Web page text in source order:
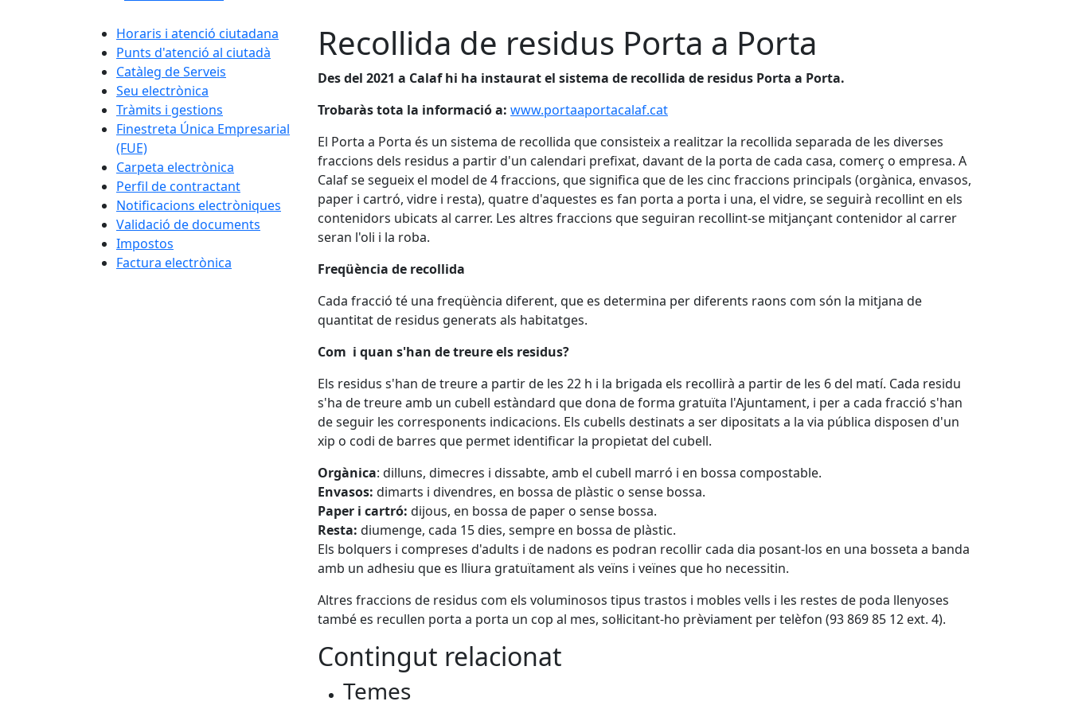
Horaris i atenció ciutadana
Punts d'atenció al ciutadà
Catàleg de Serveis
Seu electrònica
Tràmits i gestions
Finestreta Única Empresarial
(FUE)
Carpeta electrònica
Perfil de contractant
Notificacions electròniques
Validació de documents
Impostos
Factura electrònica
Recollida de residus Porta a Porta
Des del 2021 a Calaf hi ha instaurat el sistema de recollida de residus Porta a Porta.
Trobaràs tota la informació a: www.portaaportacalaf.cat
El Porta a Porta és un sistema de recollida que consisteix a realitzar la recollida separada de les diverses
fraccions dels residus a partir d'un calendari prefixat, davant de la porta de cada casa, comerç o empresa. A
Calaf se segueix el model de 4 fraccions, que significa que de les cinc fraccions principals (orgànica, envasos,
paper i cartró, vidre i resta), quatre d'aquestes es fan porta a porta i una, el vidre, se seguirà recollint en els
contenidors ubicats al carrer. Les altres fraccions que seguiran recollint-se mitjançant contenidor al carrer
seran l'oli i la roba.
Freqüència de recollida
Cada fracció té una freqüència diferent, que es determina per diferents raons com són la mitjana de
quantitat de residus generats als habitatges.
Com i quan s'han de treure els residus?
Els residus s'han de treure a partir de les 22 h i la brigada els recollirà a partir de les 6 del matí. Cada residu
s'ha de treure amb un cubell estàndard que dona de forma gratuïta l'Ajuntament, i per a cada fracció s'han
de seguir les corresponents indicacions. Els cubells destinats a ser dipositats a la via pública disposen d'un
xip o codi de barres que permet identificar la propietat del cubell.
Orgànica: dilluns, dimecres i dissabte, amb el cubell marró i en bossa compostable.
Envasos: dimarts i divendres, en bossa de plàstic o sense bossa.
Paper i cartró: dijous, en bossa de paper o sense bossa.
Resta: diumenge, cada 15 dies, sempre en bossa de plàstic.
Els bolquers i compreses d'adults i de nadons es podran recollir cada dia posant-los en una bosseta a banda
amb un adhesiu que es lliura gratuïtament als veïns i veïnes que ho necessitin.
Altres fraccions de residus com els voluminosos tipus trastos i mobles vells i les restes de poda llenyoses
també es recullen porta a porta un cop al mes, sol·licitant-ho prèviament per telèfon (93 869 85 12 ext. 4).
Contingut relacionat
Temes